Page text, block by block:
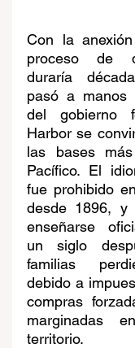
Con la
proceso de
duraría
pasó a manos
del gobierno
Harbor se
las bases
Pacífico. El
fue prohibido
desde 1896,
enseñarse
un siglo
familias
debido a
compras
marginadas
territorio.